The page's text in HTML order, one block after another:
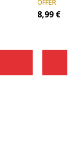
OFFER
8,99 €